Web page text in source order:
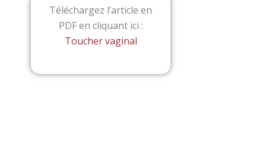
Téléchargez l’article en
PDF en cliquant ici :
Toucher vaginal